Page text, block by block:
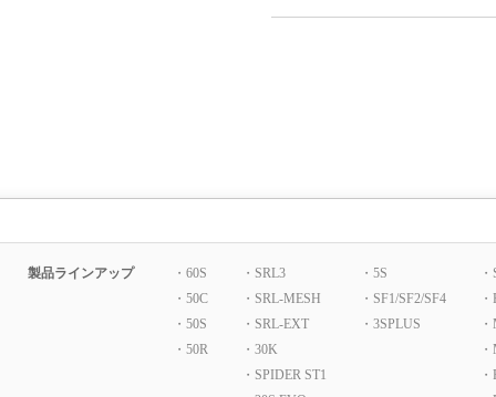
製品ラインアップ
・60S
・50C
・50S
・50R
・SRL3
・SRL-MESH
・SRL-EXT
・30K
・SPIDER ST1
・5S
・SF1/SF2/SF4
・3SPLUS